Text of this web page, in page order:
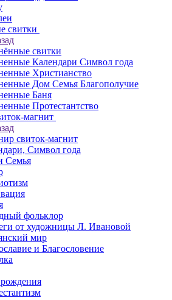
свитки
свитки
Календари Символ года
Христианство
Дом Семья Благополучие
Баня
Протестантство
магнит
свиток-магнит
Символ года
Семья
фольклор
от художницы Л. Ивановой
мир
и Благословение